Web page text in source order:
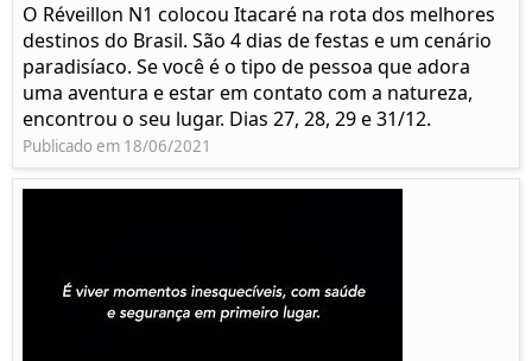
O Réveillon N1 colocou Itacaré na rota dos melhores
destinos do Brasil. São 4 dias de festas e um cenário
paradisíaco. Se você é o tipo de pessoa que adora
uma aventura e estar em contato com a natureza,
encontrou o seu lugar. Dias 27, 28, 29 e 31/12.
Publicado em 18/06/2021